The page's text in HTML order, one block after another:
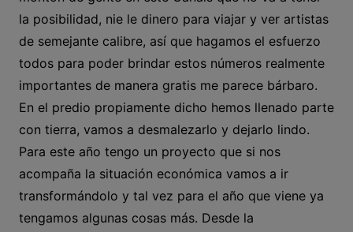
la posibilidad, nie le dinero para viajar y ver artistas
de semejante calibre, así que hagamos el esfuerzo
todos para poder brindar estos números realmente
importantes de manera gratis me parece bárbaro.
En el predio propiamente dicho hemos llenado parte
con tierra, vamos a desmalezarlo y dejarlo lindo.
Para este año tengo un proyecto que si nos
acompaña la situación económica vamos a ir
transformándolo y tal vez para el año que viene ya
tengamos algunas cosas más. Desde la